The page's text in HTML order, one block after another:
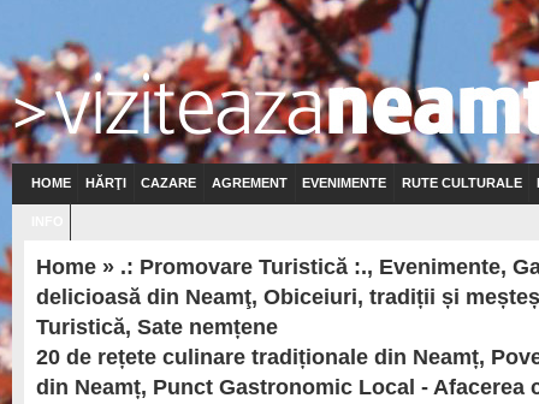
HOME HĂRŢI CAZARE AGREMENT EVENIMENTE RUTE CULTURALE
Home » .: Promovare Turistică :., Evenimente,
delicioasă din Neamţ, Obiceiuri, tradiții și
Turistică, Sate nemțene
20 de rețete culinare tradiționale din Neamț,
din Neamț, Punct Gastronomic Local - Afacerea